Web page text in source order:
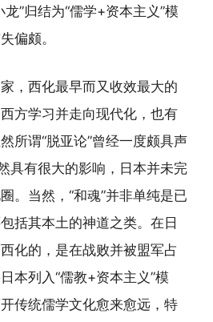
”归结为“儒学+资本主义”模
偏颇。
，西化最早而又收效最大的
方学习并走向现代化，也有
所谓“脱亚论”曾经一度颇具声
具有很大的影响，日本并未完
。当然，“和魂”并非单纯是已
括其本土的神道之类。在日
化的，是在战败并被盟军占
本列入“儒教+资本主义”模
传统儒学文化愈来愈远，特